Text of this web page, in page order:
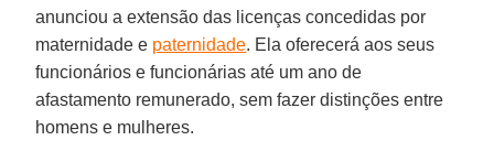
anunciou a extensão das licenças concedidas por
maternidade e paternidade. Ela oferecerá aos seus
funcionários e funcionárias até um ano de
afastamento remunerado, sem fazer distinções entre
homens e mulheres.